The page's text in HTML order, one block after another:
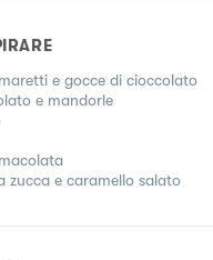
e gocce di cioccolato
e mandorle
zucca e caramello salato